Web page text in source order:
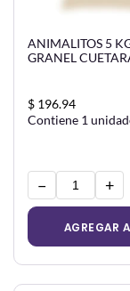
ANIMALITOS 5
GRANEL
$ 196.94
Contiene 1
− +
AGREGAR
CARRITO